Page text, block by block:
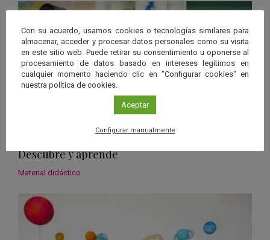
Descubre y aprende
Material didáctico
Con su acuerdo, usamos cookies o tecnologías similares para
almacenar, acceder y procesar datos personales como su visita
en este sitio web. Puede retirar su consentimiento u oponerse al
procesamiento de datos basado en intereses legítimos en
cualquier momento haciendo clic en "Configurar cookies" en
nuestra política de cookies.
Aceptar
Configurar manualmente